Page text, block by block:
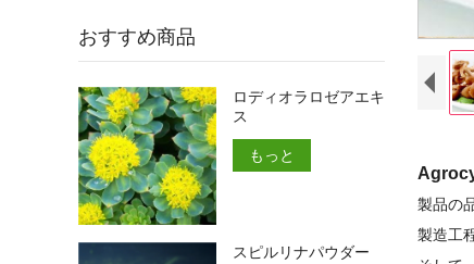
製品の
製造工
おすすめ商品
ロディオラロゼアエキ
ス
もっと
スピルリナパウダー